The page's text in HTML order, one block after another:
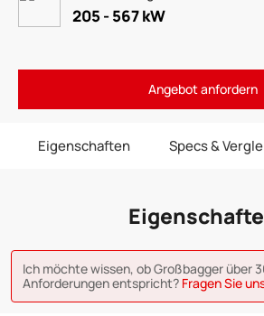
205 - 567 kW
Angebot anfordern
Eigenschaften Specs &
Ich möchte wissen, ob Großbagger über
Anforderungen entspricht? Fragen Sie